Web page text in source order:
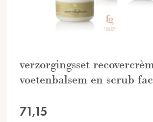
verzorgingsset
voetenbalsem en scrub
71,15